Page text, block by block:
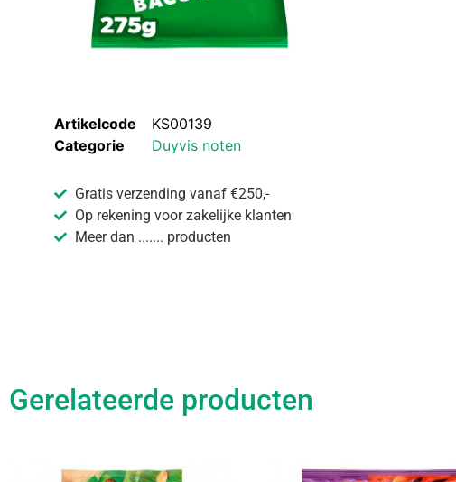
Artikelcode
KS00139
Categorie
Duyvis noten
Gratis verzending vanaf €250,-
Op rekening voor zakelijke klanten
Meer dan ....... producten
Gerelateerde producten